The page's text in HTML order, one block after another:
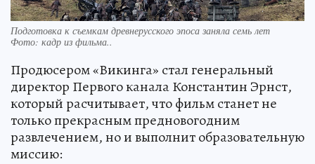
Подготовка к съемкам древнерусского эпоса заняла семь лет
Фото: кадр из фильма..
Продюсером «Викинга» стал генеральный
директор Первого канала Константин Эрнст,
который расчитывает, что фильм станет не
только прекрасным предновогодним
развлечением, но и выполнит образовательную
миссию: